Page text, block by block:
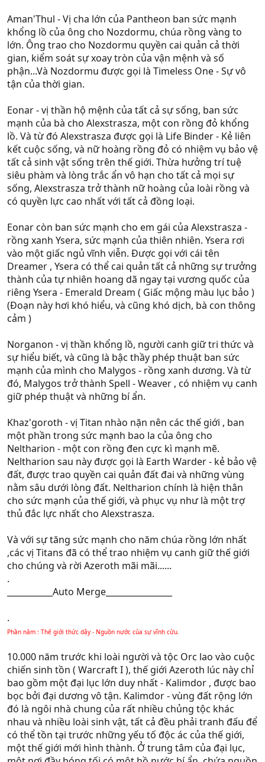
Aman'Thul - Vị cha lớn của Pantheon ban sức mạnh
khổng lồ của ông cho Nozdormu, chúa rồng vàng to
lớn. Ông trao cho Nozdormu quyền cai quản cả thời
gian, kiểm soát sự xoay tròn của vận mệnh và số
phận...Và Nozdormu được gọi là Timeless One - Sự vô
tận của thời gian.
Eonar - vị thần hộ mệnh của tất cả sự sống, ban sức
mạnh của bà cho Alexstrasza, một con rồng đỏ khổng
lồ. Và từ đó Alexstrasza được gọi là Life Binder - Kẻ liên
kết cuộc sống, và nữ hoàng rồng đỏ có nhiệm vụ bảo vệ
tất cả sinh vật sống trên thế giới. Thừa hưởng trí tuệ
siêu phàm và lòng trắc ẩn vô hạn cho tất cả mọi sự
sống, Alexstrasza trở thành nữ hoàng của loài rồng và
có quyền lực cao nhất với tất cả đồng loại.
Eonar còn ban sức mạnh cho em gái của Alexstrasza -
rồng xanh Ysera, sức mạnh của thiên nhiên. Ysera rơi
vào một giấc ngủ vĩnh viễn. Được gọi với cái tên
Dreamer , Ysera có thể cai quản tất cả những sự trưởng
thành của tự nhiên hoang dã ngay tại vương quốc của
riêng Ysera - Emerald Dream ( Giấc mộng màu lục bảo )
(Đoạn này hơi khó hiểu, và cũng khó dịch, bà con thông
cảm )
Norganon - vị thần khổng lồ, người canh giữ tri thức và
sự hiểu biết, và cũng là bậc thầy phép thuật ban sức
mạnh của mình cho Malygos - rồng xanh dương. Và từ
đó, Malygos trở thành Spell - Weaver , có nhiệm vụ canh
giữ phép thuật và những bí ẩn.
Khaz'goroth - vị Titan nhào nặn nên các thế giới , ban
một phần trong sức mạnh bao la của ông cho
Neltharion - một con rồng đen cực kì mạnh mẽ.
Neltharion sau này được gọi là Earth Warder - kẻ bảo vệ
đất, được trao quyền cai quản đất đai và những vùng
nằm sâu dưới lòng đất. Neltharion chính là hiện thân
cho sức mạnh của thế giới, và phục vụ như là một trợ
thủ đắc lực nhất cho Alexstrasza.
Và với sự tăng sức mạnh cho năm chúa rồng lớn nhất
,các vị Titans đã có thể trao nhiệm vụ canh giữ thế giới
cho chúng và rời Azeroth mãi mãi......
.
___________Auto Merge________________
.
Phần năm : Thế giới thức dậy - Nguồn nước của sự vĩnh cửu.
10.000 năm trước khi loài người và tộc Orc lao vào cuộc
chiến sinh tồn ( Warcraft I ), thế giới Azeroth lúc này chỉ
bao gồm một đại lục lớn duy nhất - Kalimdor , được bao
bọc bởi đại dương vô tận. Kalimdor - vùng đất rộng lớn
đó là ngôi nhà chung của rất nhiều chủng tộc khác
nhau và nhiều loài sinh vật, tất cả đều phải tranh đấu để
có thể tồn tại trước những yếu tố độc ác của thế giới,
một thế giới mới hình thành. Ở trung tâm của đại lục,